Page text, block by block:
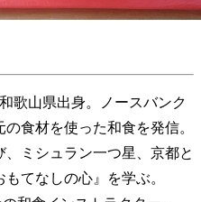
和歌山県出身。ノースバンク
食材を使った和食を発信。
ミシュラン一つ星、京都と
てなしの心』を学ぶ。